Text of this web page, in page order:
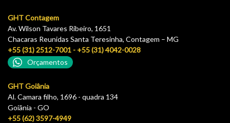
GHT Contagem
Av. Wilson Tavares Ribeiro, 1651
Chacaras Reunidas Santa Teresinha, Contagem – MG
+55 (31) 2512-7001 - +55 (31) 4042-0028
Orçamentos
GHT Goiânia
Al. Camara filho, 1696 - quadra 134
Goiãnia - GO
+55 (62) 3597-4949